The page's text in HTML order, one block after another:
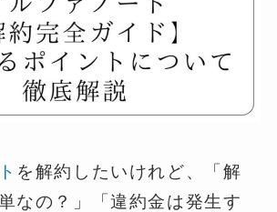
を解約したいけれど、「解
なの？」「違約金は発生す